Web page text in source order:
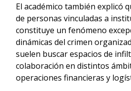
El académico también explicó
de personas vinculadas a
constituye un fenómeno
dinámicas del crimen
suelen buscar espacios de
colaboración en distintos
operaciones financieras y